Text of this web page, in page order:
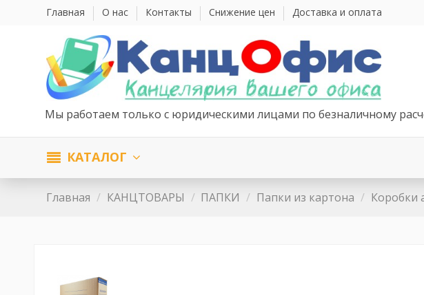
Главная О нас Контакты Снижение цен Доставка и оплата
Мы работаем только с юридическими лицами по безналичному
КАТАЛОГ
Главная КАНЦТОВАРЫ ПАПКИ Папки из картона Коробки